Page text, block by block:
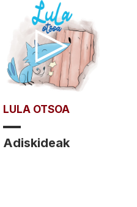
LULA OTSOA
Adiskideak